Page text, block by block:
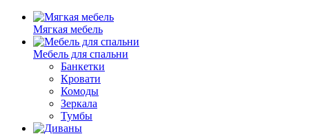
Мягкая мебель
Мебель для спальни
Банкетки
Кровати
Комоды
Зеркала
Тумбы